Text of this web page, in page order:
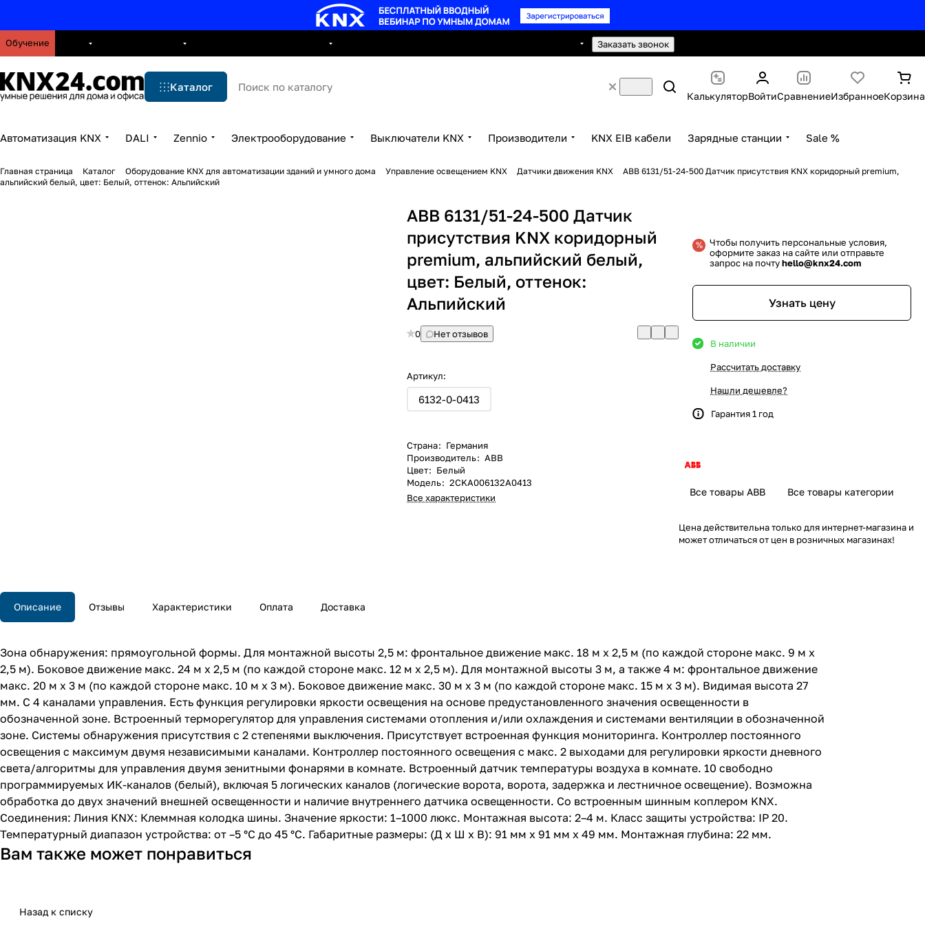
Обучение Заказать звонок
Каталог
КалькуляторВойтиСравнениеИзбранноеКорзина
Автоматизация KNX DALI Zennio Электрооборудование Выключатели KNX Производители KNX EIB кабели Зарядные станции Sale %
Главная страница Каталог Оборудование KNX для автоматизации зданий и умного дома Управление освещением KNX Датчики движения KNX
ABB 6131/51-24-500 Датчик присутствия KNX коридорный premium,
альпийский белый, цвет: Белый, оттенок: Альпийский
ABB 6131/51-24-500 Датчик
присутствия KNX коридорный
premium, альпийский белый,
цвет: Белый, оттенок:
Альпийский
0 Нет отзывов
Артикул:
6132-0-0413
Страна: Германия
Производитель: ABB
Цвет: Белый
Модель: 2CKA006132A0413
Все характеристики
Чтобы получить персональные условия,
оформите заказ на сайте или отправьте
запрос на почтуhello@knx24.com
Узнать цену
В наличии
Рассчитать доставку
Нашли дешевле?
Гарантия 1 год
Все товары ABB Все товары категории
Цена действительна только для интернет-магазина и
может отличаться от цен в розничных магазинах!
Описание Отзывы Характеристики Оплата Доставка
Зона обнаружения: прямоугольной формы. Для монтажной высоты 2,5 м: фронтальное движение макс. 18 м x 2,5 м (по каждой стороне макс. 9 м x
2,5 м). Боковое движение макс. 24 м x 2,5 м (по каждой стороне макс. 12 м x 2,5 м). Для монтажной высоты 3 м, а также 4 м: фронтальное движение
макс. 20 м x 3 м (по каждой стороне макс. 10 м x 3 м). Боковое движение макс. 30 м x 3 м (по каждой стороне макс. 15 м x 3 м). Видимая высота 27
мм. С 4 каналами управления. Есть функция регулировки яркости освещения на основе предустановленного значения освещенности в
обозначенной зоне. Встроенный терморегулятор для управления системами отопления и/или охлаждения и системами вентиляции в обозначенной
зоне. Системы обнаружения присутствия с 2 степенями выключения. Присутствует встроенная функция мониторинга. Контроллер постоянного
освещения с максимум двумя независимыми каналами. Контроллер постоянного освещения с макс. 2 выходами для регулировки яркости дневного
света/алгоритмы для управления двумя зенитными фонарями в комнате. Встроенный датчик температуры воздуха в комнате. 10 свободно
программируемых ИК-каналов (белый), включая 5 логических каналов (логические ворота, ворота, задержка и лестничное освещение). Возможна
обработка до двух значений внешней освещенности и наличие внутреннего датчика освещенности. Со встроенным шинным коплером KNX.
Соединения: Линия KNX: Клеммная колодка шины. Значение яркости: 1–1000 люкс. Монтажная высота: 2–4 м. Класс защиты устройства: IP 20.
Температурный диапазон устройства: от –5 °C до 45 °C. Габаритные размеры: (Д x Ш x В): 91 мм х 91 мм х 49 мм. Монтажная глубина: 22 мм.
Вам также может понравиться
Назад к списку